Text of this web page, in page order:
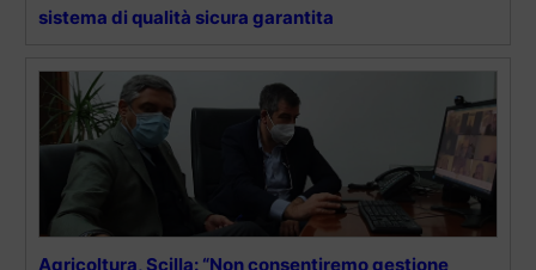
sistema di qualità sicura garantita
Agricoltura, Scilla: “Non consentiremo gestione